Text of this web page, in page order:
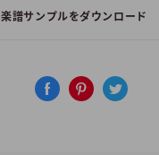
楽譜サンプルをダウンロード